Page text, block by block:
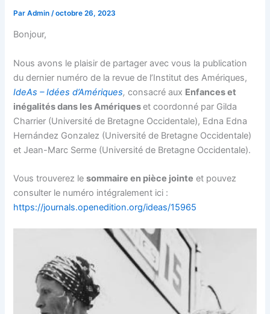
ParAdmin/octobre 26, 2023
Bonjour,
Nous avons le plaisir de partager avec vous la publication
du dernier numéro de la revue de l’Institut des Amériques,
IdeAs – Idées d’Amériques,consacré aux Enfances et
inégalités dans les Amériqueset coordonné par Gilda
Charrier (Université de Bretagne Occidentale), Edna Edna
Hernández Gonzalez (Université de Bretagne Occidentale)
et Jean-Marc Serme (Université de Bretagne Occidentale).
Vous trouverez lesommaire en pièce jointe et pouvez
consulter le numéro intégralement ici :
https://journals.openedition.org/ideas/15965